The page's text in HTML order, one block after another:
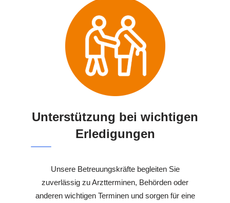
Unterstützung bei wichtigen
Erledigungen
Unsere Betreuungskräfte begleiten Sie
zuverlässig zu Arztterminen, Behörden oder
anderen wichtigen Terminen und sorgen für eine